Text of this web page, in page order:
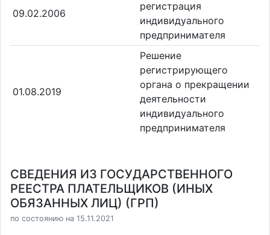
09.02.2006
регистрация
индивидуального
предпринимателя
01.08.2019
Решение
регистрирующего
органа о прекращении
деятельности
индивидуального
предпринимателя
СВЕДЕНИЯ ИЗ ГОСУДАРСТВЕННОГО
РЕЕСТРА ПЛАТЕЛЬЩИКОВ (ИНЫХ
ОБЯЗАННЫХ ЛИЦ) (ГРП)
по состоянию на 15.11.2021